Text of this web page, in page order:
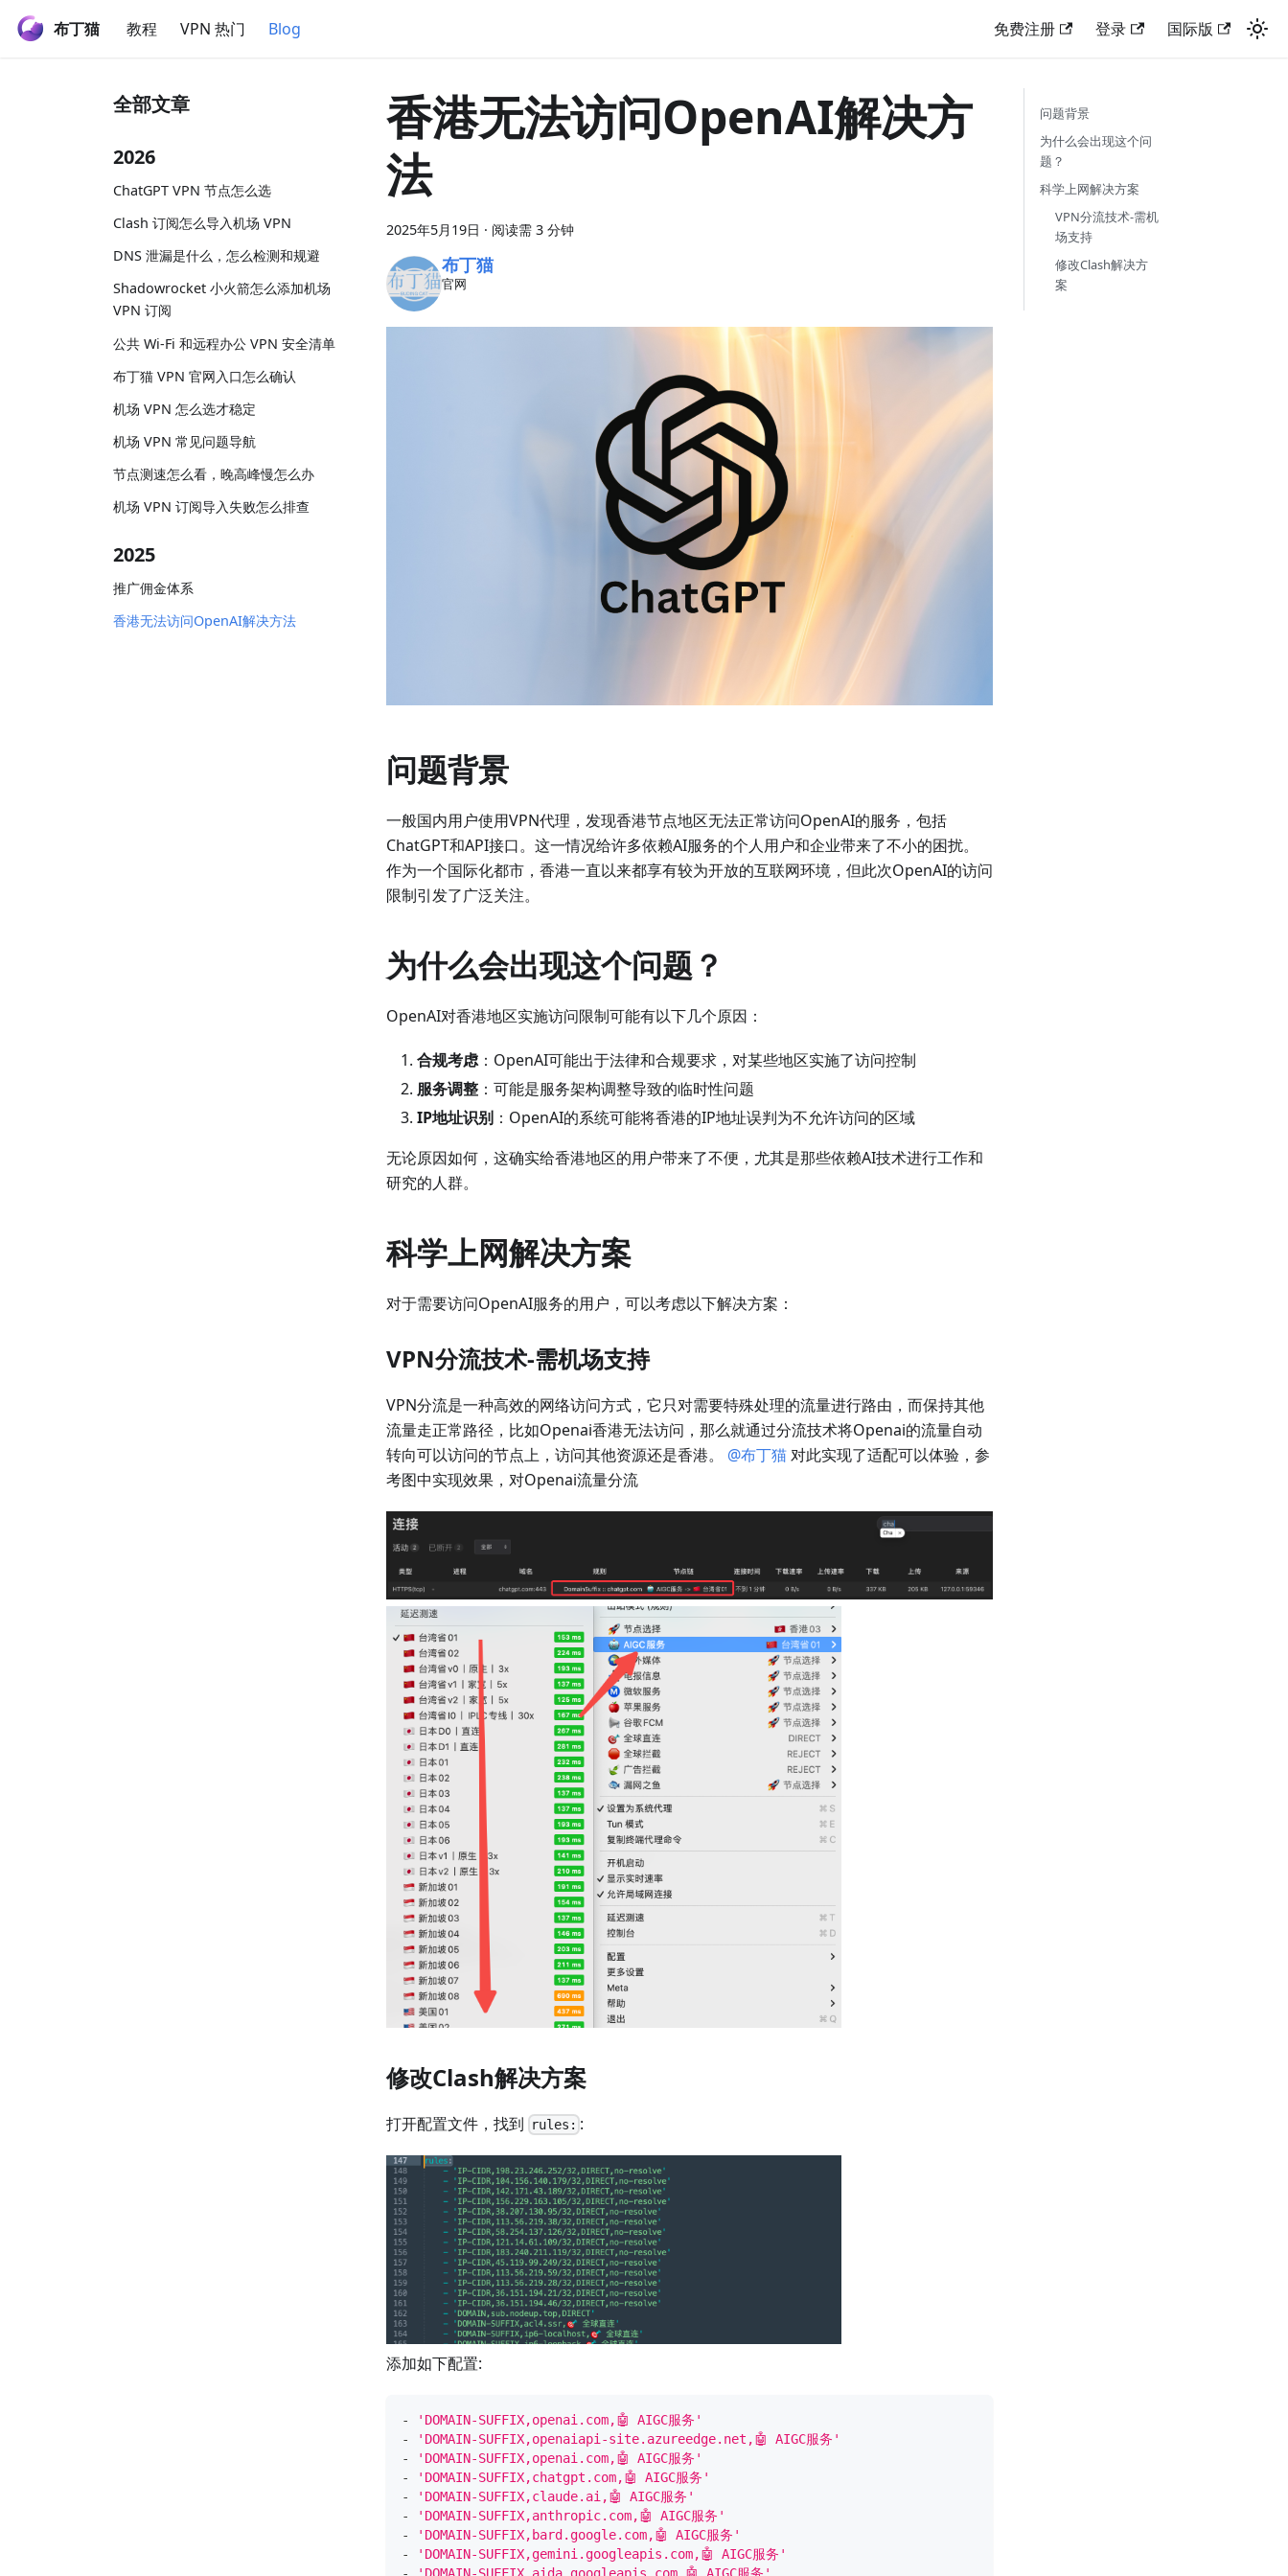
布丁猫 教程 VPN 热门 Blog 免费注册 登录 国际版
全部文章
2026
ChatGPT VPN 节点怎么选
Clash 订阅怎么导入机场 VPN
DNS 泄漏是什么，怎么检测和规避
Shadowrocket 小火箭怎么添加机场
VPN 订阅
公共 Wi-Fi 和远程办公 VPN 安全清单
布丁猫 VPN 官网入口怎么确认
机场 VPN 怎么选才稳定
机场 VPN 常见问题导航
节点测速怎么看，晚高峰慢怎么办
机场 VPN 订阅导入失败怎么排查
2025
推广佣金体系
香港无法访问OpenAI解决方法
香港无法访问OpenAI解决方
法
2025年5月19日 · 阅读需 3 分钟
布丁猫
官网
问题背景
一般国内用户使用VPN代理，发现香港节点地区无法正常访问OpenAI的服务，包括
ChatGPT和API接口。这一情况给许多依赖AI服务的个人用户和企业带来了不小的困扰。
作为一个国际化都市，香港一直以来都享有较为开放的互联网环境，但此次OpenAI的访问
限制引发了广泛关注。
为什么会出现这个问题？
OpenAI对香港地区实施访问限制可能有以下几个原因：
合规考虑：OpenAI可能出于法律和合规要求，对某些地区实施了访问控制
服务调整 ：可能是服务架构调整导致的临时性问题
IP地址识别 ：OpenAI的系统可能将香港的IP地址误判为不允许访问的区域
无论原因如何，这确实给香港地区的用户带来了不便，尤其是那些依赖AI技术进行工作和
研究的人群。
科学上网解决方案
对于需要访问OpenAI服务的用户，可以考虑以下解决方案：
VPN分流技术-需机场支持
VPN分流是一种高效的网络访问方式，它只对需要特殊处理的流量进行路由，而保持其他
流量走正常路径，比如Openai香港无法访问，那么就通过分流技术将Openai的流量自动
转向可以访问的节点上，访问其他资源还是香港。 @布丁猫对此实现了适配可以体验，参
考图中实现效果，对Openai流量分流
修改Clash解决方案
打开配置文件，找到 rules: :
添加如下配置:
-
'DOMAIN-SUFFIX,openai.com,🤖 AIGC服务'
-
'DOMAIN-SUFFIX,openaiapi-site.azureedge.net,🤖 AIGC服务'
-
'DOMAIN-SUFFIX,openai.com,🤖 AIGC服务'
-
'DOMAIN-SUFFIX,chatgpt.com,🤖 AIGC服务'
-
'DOMAIN-SUFFIX,claude.ai,🤖 AIGC服务'
-
'DOMAIN-SUFFIX,anthropic.com,🤖 AIGC服务'
-
'DOMAIN-SUFFIX,bard.google.com,🤖 AIGC服务'
-
'DOMAIN-SUFFIX,gemini.googleapis.com,🤖 AIGC服务'
问题背景
为什么会出现这个问
题？
科学上网解决方案
VPN分流技术-需机
场支持
修改Clash解决方
案